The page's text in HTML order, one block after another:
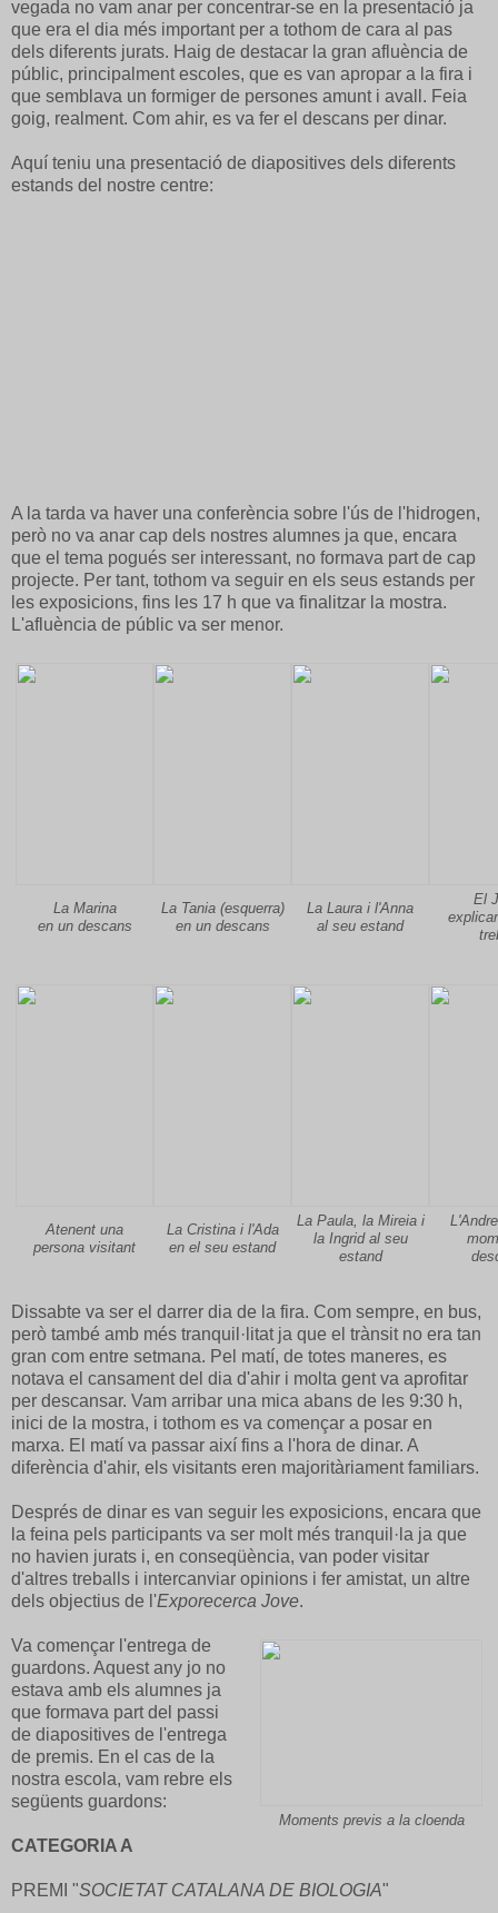
vegada no vam anar per concentrar-se en la presentació ja
que era el dia més important per a tothom de cara al pas
dels diferents jurats. Haig de destacar la gran afluència de
públic, principalment escoles, que es van apropar a la fira i
que semblava un formiger de persones amunt i avall. Feia
goig, realment. Com ahir, es va fer el descans per dinar.
Aquí teniu una presentació de diapositives dels diferents
estands del nostre centre:
A la tarda va haver una conferència sobre l'ús de l'hidrogen,
però no va anar cap dels nostres alumnes ja que, encara
que el tema pogués ser interessant, no formava part de cap
projecte. Per tant, tothom va seguir en els seus estands per
les exposicions, fins les 17 h que va finalitzar la mostra.
L'afluència de públic va ser menor.
La Marina
en un descans
La Tania (esquerra)
en un descans
La Laura i l'Anna
al seu estand
El
Atenent una
persona visitant
La Cristina i l'Ada
en el seu estand
La Paula, la Mireia i
la Ingrid al seu
estand
Dissabte va ser el darrer dia de la fira. Com sempre, en bus,
però també amb més tranquil·litat ja que el trànsit no era tan
gran com entre setmana. Pel matí, de totes maneres, es
notava el cansament del dia d'ahir i molta gent va aprofitar
per descansar. Vam arribar una mica abans de les 9:30 h,
inici de la mostra, i tothom es va començar a posar en
marxa. El matí va passar així fins a l'hora de dinar. A
diferència d'ahir, els visitants eren majoritàriament familiars.
Després de dinar es van seguir les exposicions, encara que
la feina pels participants va ser molt més tranquil·la ja que
no havien jurats i, en conseqüència, van poder visitar
d'altres treballs i intercanviar opinions i fer amistat, un altre
dels objectius de l'Exporecerca Jove.
Moments previs a la cloenda
Va començar l'entrega de
guardons. Aquest any jo no
estava amb els alumnes ja
que formava part del passi
de diapositives de l'entrega
de premis. En el cas de la
nostra escola, vam rebre els
següents guardons:
CATEGORIA A
PREMI "SOCIETAT CATALANA DE BIOLOGIA"